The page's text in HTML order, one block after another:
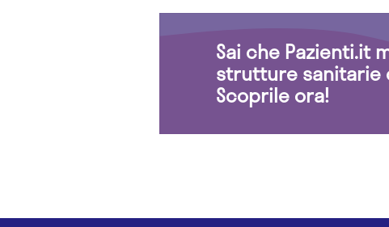
Sai che Pazienti.it
strutture sanitarie
Scoprile ora!